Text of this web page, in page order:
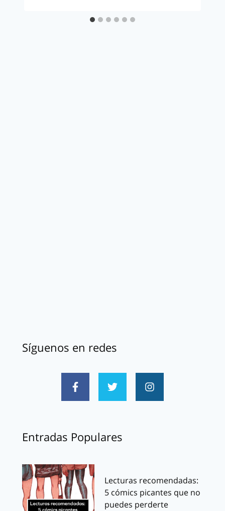
Síguenos en redes
Entradas Populares
Lecturas recomendadas:
5 cómics picantes que no
puedes perderte